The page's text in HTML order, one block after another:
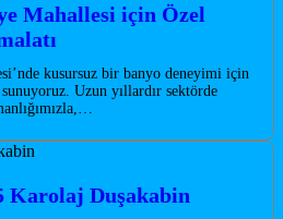
Mahallesi için Özel
kusursuz bir banyo deneyimi için
Uzun yıllardır sektörde
Karolaj Duşakabin